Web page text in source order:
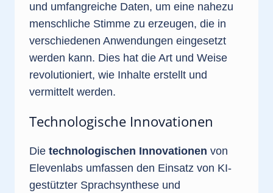
und umfangreiche Daten, um eine nahezu
menschliche Stimme zu erzeugen, die in
verschiedenen Anwendungen eingesetzt
werden kann. Dies hat die Art und Weise
revolutioniert, wie Inhalte erstellt und
vermittelt werden.
Technologische Innovationen
Die technologischen Innovationen von
Elevenlabs umfassen den Einsatz von KI-
gestützter Sprachsynthese und